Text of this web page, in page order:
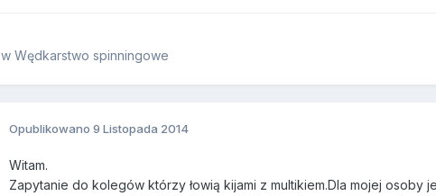
w Wędkarstwo spinningowe
Opublikowano 9 Listopada 2014
Witam.
Zapytanie do kolegów którzy łowią kijami z multikiem.Dla mojej osoby